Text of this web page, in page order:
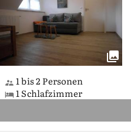
1 bis 2 Personen
1 Schlafzimmer